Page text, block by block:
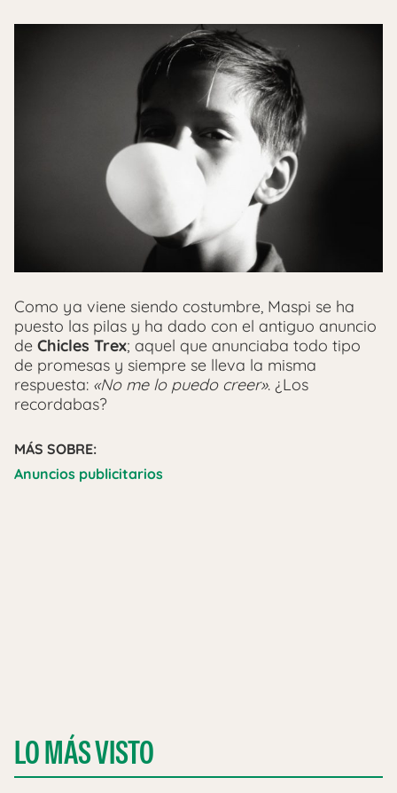
Como ya viene siendo costumbre, Maspi se ha
puesto las pilas y ha dado con el antiguo anuncio
de Chicles Trex; aquel que anunciaba todo tipo
de promesas y siempre se lleva la misma
respuesta: «No me lo puedo creer». ¿Los
recordabas?
MÁS SOBRE:
Anuncios publicitarios
LO MÁS VISTO